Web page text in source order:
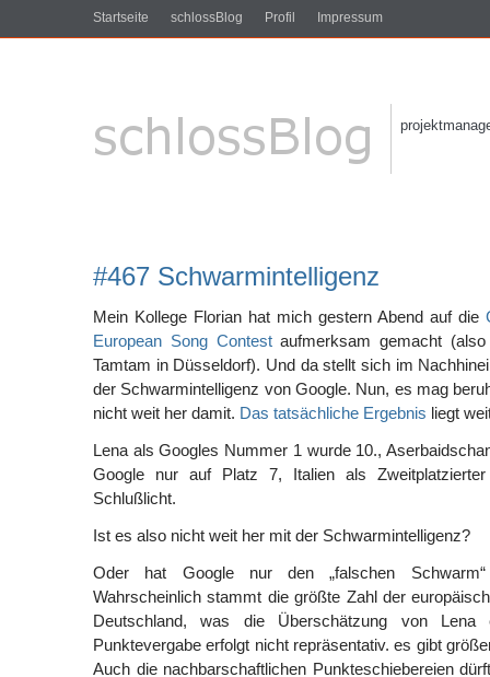
Startseite schlossBlog Profil Impressum
#467 Schwarmintelligenz
Mein Kollege Florian hat mich gestern Abend auf die
European Song Contestaufmerksam gemacht
Tamtam in Düsseldorf). Und da stellt sich im
der Schwarmintelligenz von Google. Nun, es mag
nicht weit her damit. Das tatsächliche Ergebnis liegt
Lena als Googles Nummer 1 wurde 10.,
Google nur auf Platz 7, Italien als
Schlußlicht.
Ist es also nicht weit her mit der Schwarmintelligenz?
Oder hat Google nur den „falschen Schwarm“
Wahrscheinlich stammt die größte Zahl der
Deutschland, was die Überschätzung von Lena
Punktevergabe erfolgt nicht repräsentativ. es gibt
Auch die nachbarschaftlichen Punkteschiebereien